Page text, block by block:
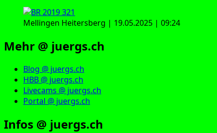
Mellingen Heitersberg | 19.05.2025 | 09:24
Mehr @ juergs.ch
Blog @ juergs.ch
HBB @ juergs.ch
Livecams @ juergs.ch
Portal @ juergs.ch
Infos @ juergs.ch